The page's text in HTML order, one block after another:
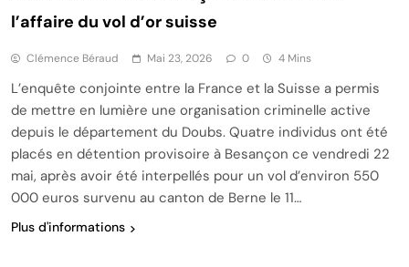
l’affaire du vol d’or suisse
Clémence Béraud Mai 23, 2026 0 4 Mins
L’enquête conjointe entre la France et la Suisse a permis
de mettre en lumière une organisation criminelle active
depuis le département du Doubs. Quatre individus ont été
placés en détention provisoire à Besançon ce vendredi 22
mai, après avoir été interpellés pour un vol d’environ 550
000 euros survenu au canton de Berne le 11…
Plus d'informations